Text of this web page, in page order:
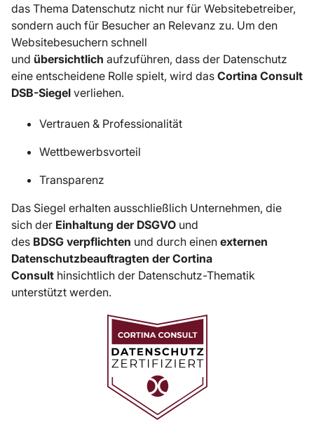
das Thema Datenschutz nicht nur für Websitebetreiber,
sondern auch für Besucher an Relevanz zu. Um den
Websitebesuchern schnell
und übersichtlich aufzuführen, dass der Datenschutz
eine entscheidene Rolle spielt, wird das Cortina Consult
DSB-Siegel verliehen.
Vertrauen & Professionalität
Wettbewerbsvorteil
Transparenz
Das Siegel erhalten ausschließlich Unternehmen, die
sich der Einhaltung der DSGVO und
des BDSG verpflichten und durch einen externen
Datenschutzbeauftragten der Cortina
Consult hinsichtlich der Datenschutz-Thematik
unterstützt werden.